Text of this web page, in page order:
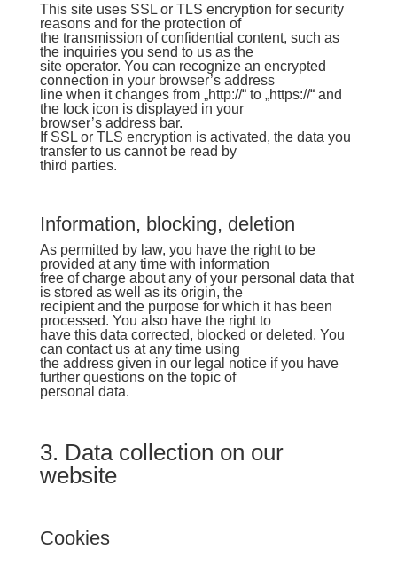
This site uses SSL or TLS encryption for security
reasons and for the protection of
the transmission of confidential content, such as
the inquiries you send to us as the
site operator. You can recognize an encrypted
connection in your browser’s address
line when it changes from „http://“ to „https://“ and
the lock icon is displayed in your
browser’s address bar.
If SSL or TLS encryption is activated, the data you
transfer to us cannot be read by
third parties.
Information, blocking, deletion
As permitted by law, you have the right to be
provided at any time with information
free of charge about any of your personal data that
is stored as well as its origin, the
recipient and the purpose for which it has been
processed. You also have the right to
have this data corrected, blocked or deleted. You
can contact us at any time using
the address given in our legal notice if you have
further questions on the topic of
personal data.
3. Data collection on our
website
Cookies